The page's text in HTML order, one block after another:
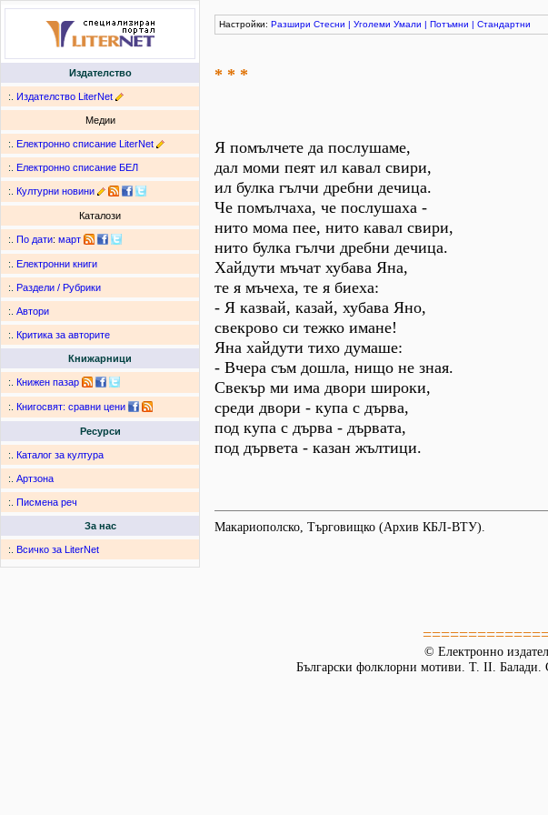
Издателство
:. Издателство LiterNet
Медии
:. Електронно списание LiterNet
:. Електронно списание БЕЛ
:. Културни новини
Каталози
:. По дати: март
:. Електронни книги
:. Раздели / Рубрики
:. Автори
:. Критика за авторите
Книжарници
:. Книжен пазар
:. Книгосвят: сравни цени
Ресурси
:. Каталог за култура
:. Артзона
:. Писмена реч
За нас
:. Всичко за LiterNet
Настройки: Разшири Стесни | Уголеми Умали | Потъмни | Стандартни
* * *
Я помълчете да послушаме,
дал моми пеят ил кавал свири,
ил булка гълчи дребни дечица.
Че помълчаха, че послушаха -
нито мома пее, нито кавал свири,
нито булка гълчи дребни дечица.
Хайдути мъчат хубава Яна,
те я мъчеха, те я биеха:
- Я казвай, казай, хубава Яно,
свекрово си тежко имане!
Яна хайдути тихо думаше:
- Вчера съм дошла, нищо не зная.
Свекър ми има двори широки,
среди двори - купа с дърва,
под купа с дърва - дървата,
под дървета - казан жълтици.
Макариополско, Търговищко (Архив КБЛ-ВТУ).
© Електронно
Български фолклорни мотиви. Т. II.